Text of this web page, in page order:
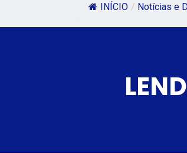
INÍCIO / Notícias e